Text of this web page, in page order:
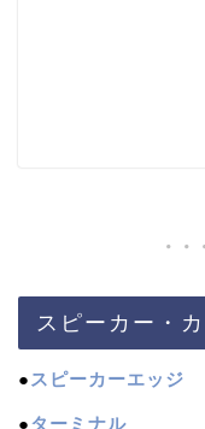
スピーカー・
●スピーカーエッジ
●ターミナル